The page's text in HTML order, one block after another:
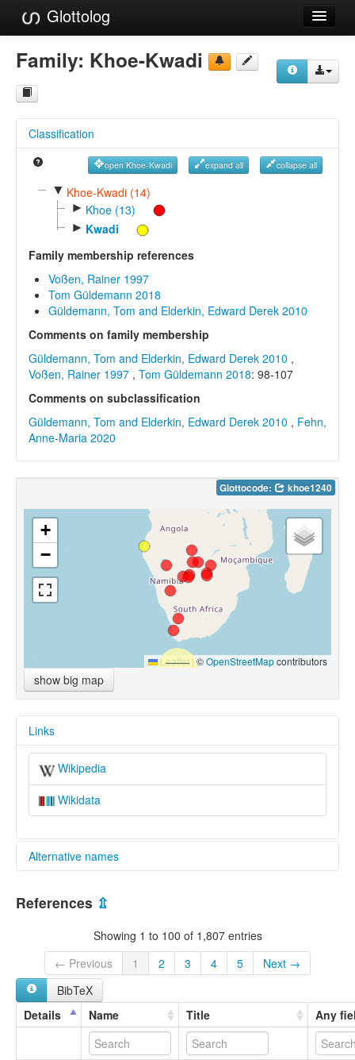
Glottolog
Languages
Families
References
Reference Search
GlottoScope
Family: Khoe-Kwadi
Classification
open Khoe-Kwadi expand all collapse all
▼ Khoe-Kwadi (14)
► Khoe (13)
► Kwadi
Family membership references
Voßen, Rainer 1997
Tom Güldemann 2018
Güldemann, Tom and Elderkin, Edward Derek 2010
Comments on family membership
Güldemann, Tom and Elderkin, Edward Derek 2010 ,
Voßen, Rainer 1997 , Tom Güldemann 2018: 98-107
Comments on subclassification
Güldemann, Tom and Elderkin, Edward Derek 2010 , Fehn,
Anne-Maria 2020
Glottocode: khoe1240
+
−
Leaflet |©OpenStreetMapcontributors
show big map
Links
Wikipedia
Wikidata
Alternative names
multitree:
Khoe-Kwadi
References ⇫
Showing 1 to 100 of 1,807 entries
← Previous
1 2 3 4 5
Next →
BibTeX
Details
Name Title Any